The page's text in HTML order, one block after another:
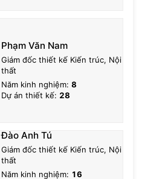
Phạm Văn Nam
Giám đốc thiết kế Kiến trúc, Nội
thất
Năm kinh nghiệm: 8
Dự án thiết kế: 28
Đào Anh Tú
Giám đốc thiết kế Kiến trúc, Nội
thất
Năm kinh nghiệm: 16